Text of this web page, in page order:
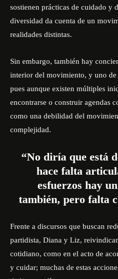
sostienen prácticas de cuidado y
diversidad da cuenta de un
realidades distintas.
Sin embargo, también hay
interior del movimiento, y uno
pues aunque existen múltiples
encontrarse o construir agendas
como una debilidad del
complejidad.
“No diría que está
hace falta
esfuerzos hay
también, pero falta
Frente a discursos que buscan
partidista, Diana y Liz,
cotidiano, como en el acto de
y cuidar; muchas de estas